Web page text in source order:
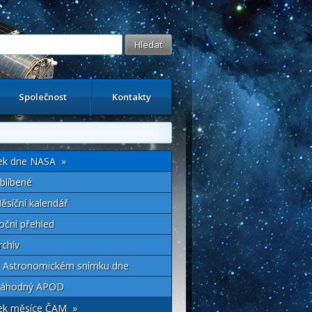
Společnost Kontakty
dne NASA »
kalendář
přehled
Astronomickém snímku dne
APOD
měsíce ČAM »